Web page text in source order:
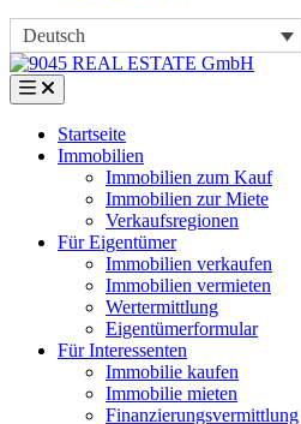
Deutsch
Startseite
Immobilien
Immobilien zum Kauf
Immobilien zur Miete
Verkaufsregionen
Für Eigentümer
Immobilien verkaufen
Immobilien vermieten
Wertermittlung
Eigentümerformular
Für Interessenten
Immobilie kaufen
Immobilie mieten
Finanzierungsvermittlung